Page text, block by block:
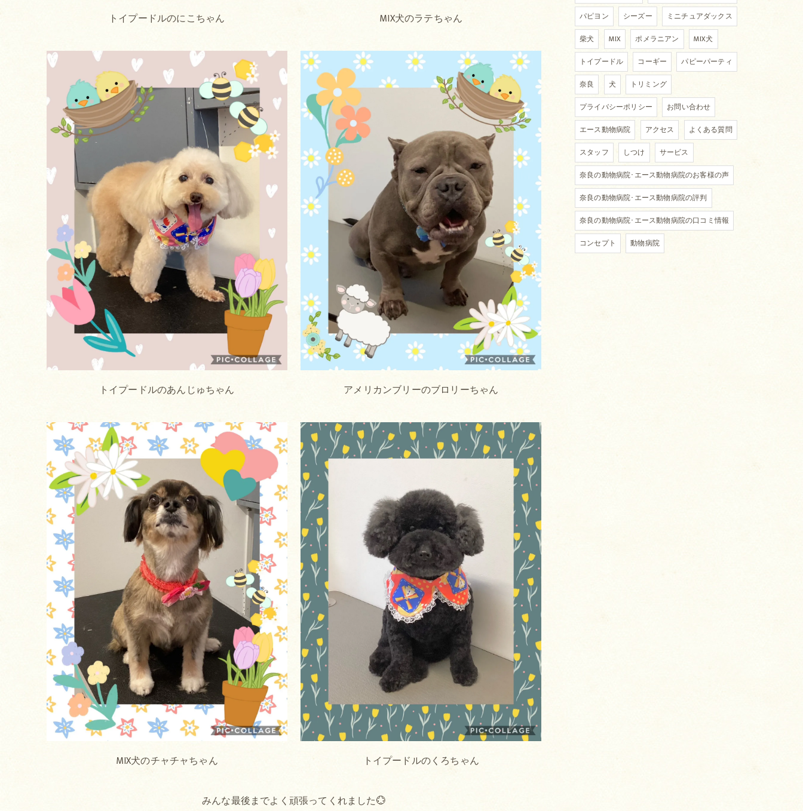
トイプードルのにこちゃん MIX犬のラテちゃん
トイプードルのあんじゅちゃん アメリカンブリーのブロリーちゃん
MIX犬のチャチャちゃん トイプードルのくろちゃん
みんな最後までよく頑張ってくれました💮
パピヨン
シーズー
ミニチュアダックス
柴犬
MIX ポメラニアン
MIX犬
トイプードル
コーギー
パピーパーティ
奈良
犬
トリミング
プライバシーポリシー
お問い合わせ
エース動物病院
アクセス
よくある質問
スタッフ
しつけ
サービス
奈良の動物病院･エース動物病院のお客様の声
奈良の動物病院･エース動物病院の評判
奈良の動物病院･エース動物病院の口コミ情報
コンセプト
動物病院